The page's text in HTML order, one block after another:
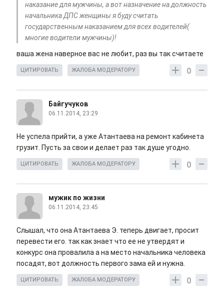
наказание для мужчины, а вот назначение на должность
начальника ДПС женщины я буду считать
государственным наказанием для всех водителей(
многие водители мужчины)!
ваша жена наверное вас не любит, раз вы так считаете
0
ЦИТИРОВАТЬ ЖАЛОБА МОДЕРАТОРУ
Байгучуков
06.11.2014, 23:29
Не успела прийти, а уже Атантаева на ремонт кабинета
грузит. Пусть за свои и делает раз так душе угодно.
0
ЦИТИРОВАТЬ ЖАЛОБА МОДЕРАТОРУ
мужик по жизни
06.11.2014, 23:45
Слышал, что она Атантаева Э. теперь двигает, просит
перевести его. так как знает что ее не утвердят и
конкурс она провалила а на место начальника человека
посадят, вот должность первого зама ей и нужна.
0
ЦИТИРОВАТЬ ЖАЛОБА МОДЕРАТОРУ